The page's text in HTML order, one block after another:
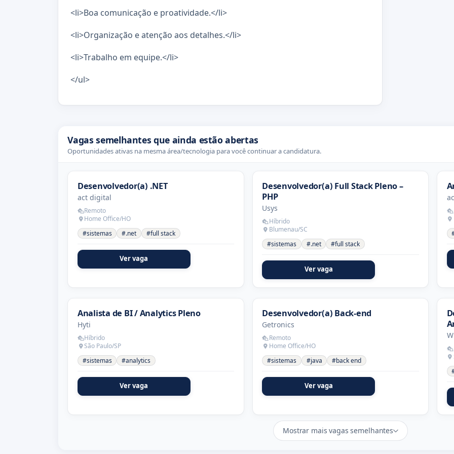
<li>Boa comunicação e proatividade.</li>
<li>Organização e atenção aos detalhes.</li>
<li>Trabalho em equipe.</li>
</ul>
Vagas semelhantes que ainda estão abertas
Oportunidades ativas na mesma área/tecnologia para você continuar a candidatura.
Desenvolvedor(a) .NET
act digital
Remoto
Home Office/HO
#sistemas
#.net #full stack
Ver vaga
Desenvolvedor(a) Full Stack Pleno –
PHP
Usys
Híbrido
Blumenau/SC
#sistemas
#.net #full stack
Ver vaga
Analista de BI / Analytics Pleno
Hyti
Híbrido
São Paulo/SP
#sistemas
#analytics
Ver vaga
Desenvolvedor(a) Back-end
Getronics
Remoto
Home Office/HO
#sistemas
#java #back end
Ver vaga
Mostrar mais vagas semelhantes